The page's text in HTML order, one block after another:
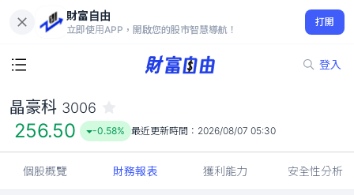
財富自由
立即使用APP，開啟您的股市智慧導航！
打開
登入
256.50
-0.58%
晶豪科 3006
256.50 -0.58% 最近更新時間： 2026/08/07 05:30
個股概覽 財務報表 獲利能力 安全性分析